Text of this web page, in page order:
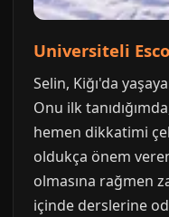
Universiteli
Selin, Kiğı'da
Onu ilk
hemen dikkatimi
oldukça önem
olmasına rağmen
içinde derslerine